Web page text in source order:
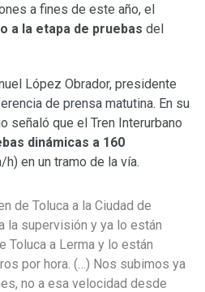
a fines de este año, el
a la etapa de pruebas del
López Obrador, presidente
de prensa matutina. En su
señaló que el Tren Interurbano
dinámicas a 160
h) en un tramo de la vía.
de Toluca a la Ciudad de
la supervisión y ya lo están
Toluca a Lerma y lo están
por hora. (…) Nos subimos ya
no a esa velocidad desde